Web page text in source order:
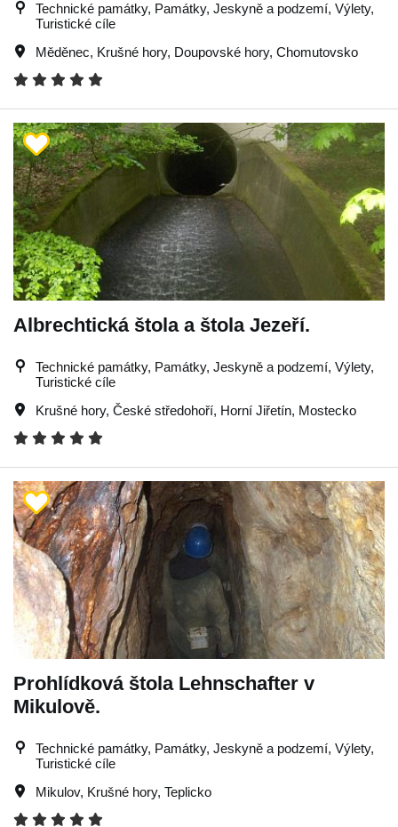
Technické památky, Památky, Jeskyně a podzemí, Výlety,
Turistické cíle
Měděnec, Krušné hory, Doupovské hory, Chomutovsko
Albrechtická štola a štola Jezeří.
Technické památky, Památky, Jeskyně a podzemí, Výlety,
Turistické cíle
Krušné hory, České středohoří, Horní Jiřetín, Mostecko
Prohlídková štola Lehnschafter v
Mikulově.
Technické památky, Památky, Jeskyně a podzemí, Výlety,
Turistické cíle
Mikulov, Krušné hory, Teplicko